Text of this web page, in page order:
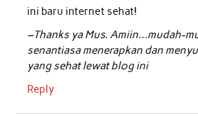
ini baru internet sehat!
–Thanks ya Mus. Amiin…mudah-
senantiasa menerapkan dan
yang sehat lewat blog ini
Reply